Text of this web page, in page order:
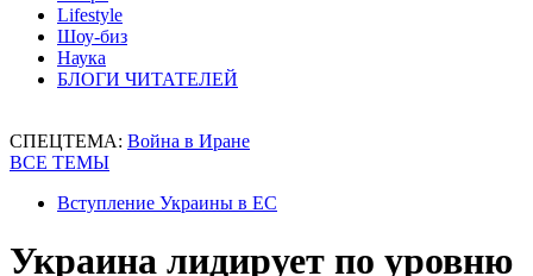
Lifestyle
Шоу-биз
Наука
БЛОГИ ЧИТАТЕЛЕЙ
СПЕЦТЕМА: Война в Иране
ВСЕ ТЕМЫ
Вступление Украины в ЕС
Украина лидирует по уровню